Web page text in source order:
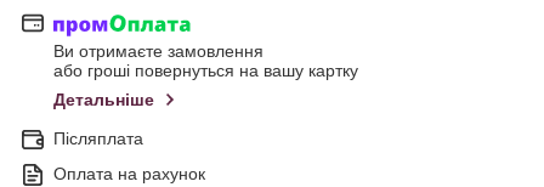
Ви отримаєте замовлення
або гроші повернуться на вашу картку
Детальніше
Післяплата
Оплата на рахунок